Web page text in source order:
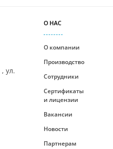
, ул.
О НАС
О компании
Производство
Сотрудники
Сертификаты
и лицензии
Вакансии
Новости
Партнерам